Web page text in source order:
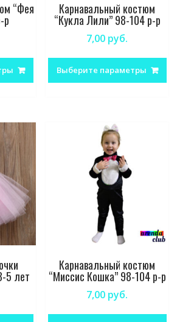
“Фея
р
Этот
товар
имеет
Опции
товара.
Карнавальный костюм
“Кукла Лили” 98-104 р-р
7,00 руб.
Выберите параметры
5 лет
Этот
Карнавальный костюм
“Миссис Кошка” 98-104 р-р
7,00 руб.